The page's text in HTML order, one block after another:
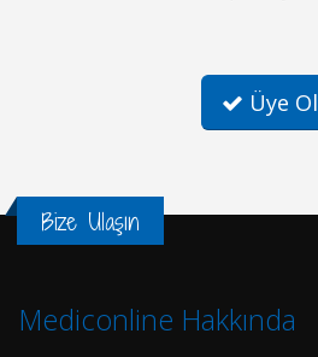
Üye Ol
Bize Ulaşın
Mediconline Hakkında